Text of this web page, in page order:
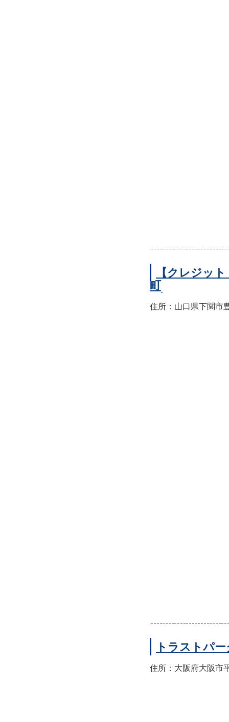
【クレジッ
町
住所：山口県下関市
トラストパ
住所：大阪府大阪市